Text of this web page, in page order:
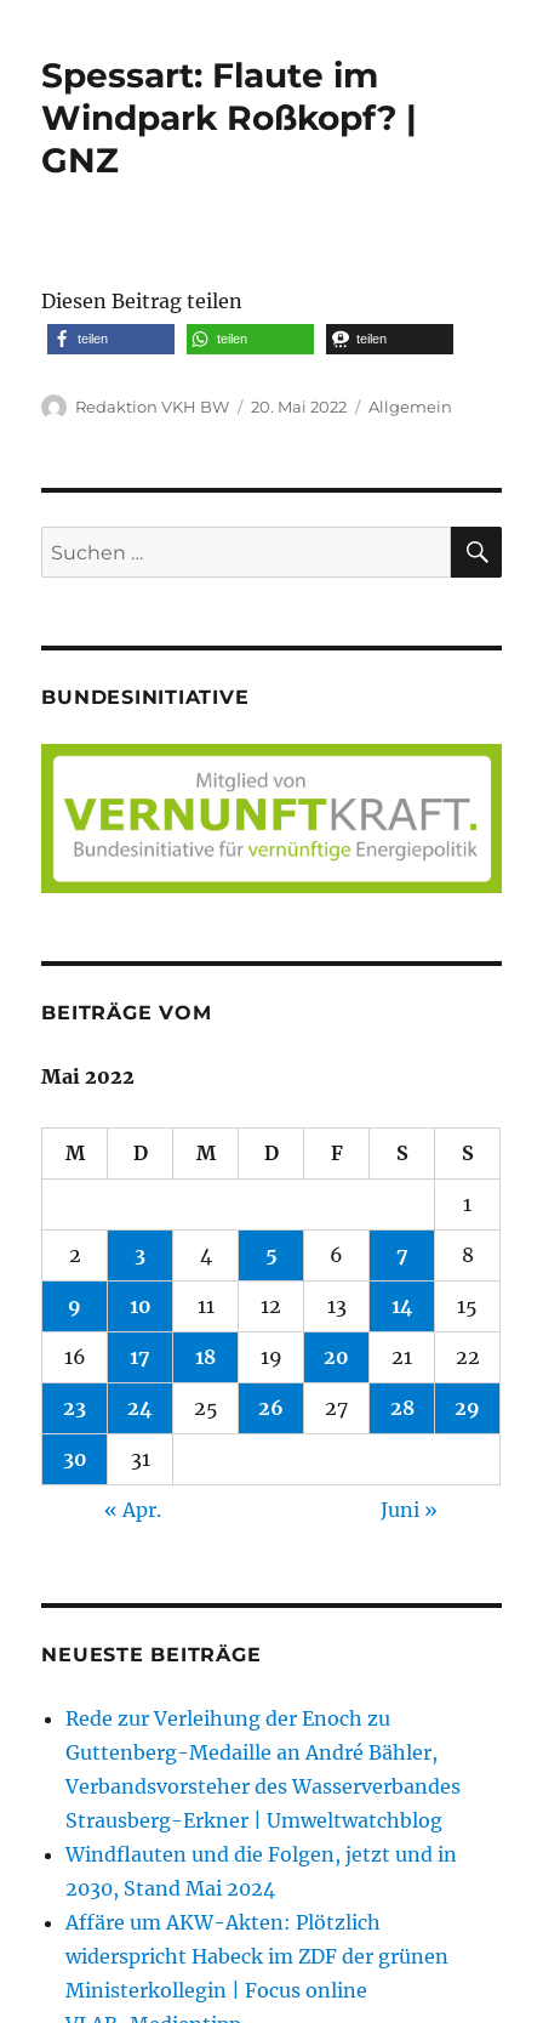
Spessart: Flaute im
Windpark Roßkopf? |
GNZ
Diesen Beitrag teilen
teilen teilen teilen
Autor
Redaktion VKH BW
Veröffentlicht
20. Mai 2022 Kategorien
Allgemein
Suche
nach:
BUNDESINITIATIVE
BEITRÄGE VOM
Mai 2022
M D M D F S S
1
2 3 4 5 6 7 8
9 10 11 12 13 14 15
16 17 18 19 20 21 22
23 24 25 26 27 28 29
30 31
« Apr. Juni »
NEUESTE BEITRÄGE
Rede zur Verleihung der Enoch zu
Guttenberg-Medaille an André Bähler,
Verbandsvorsteher des Wasserverbandes
Strausberg-Erkner | Umweltwatchblog
Windflauten und die Folgen, jetzt und in
2030, Stand Mai 2024
Affäre um AKW-Akten: Plötzlich
widerspricht Habeck im ZDF der grünen
Ministerkollegin | Focus online